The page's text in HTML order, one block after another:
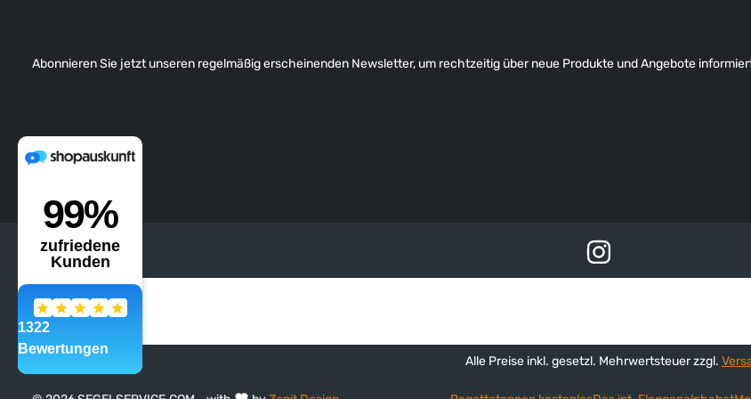
Abonnieren Sie jetzt unseren regelmäßig erscheinenden Newsletter, um rechtzeitig über neue Produkte und Angebote
Alle Preise inkl. gesetzl. Mehrwertsteuer zzgl.